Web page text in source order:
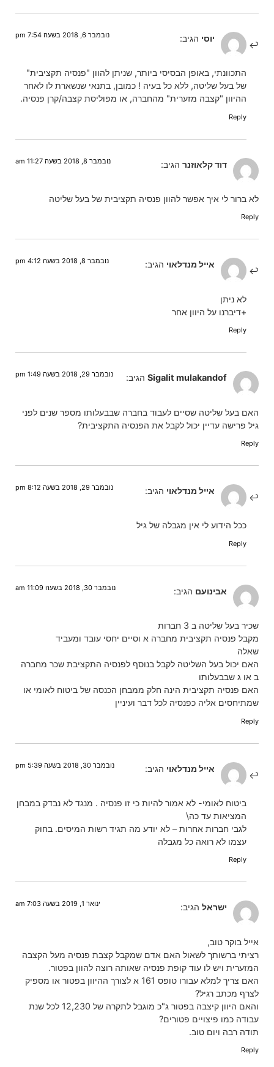
יוסי הגיב: נובמבר 6, 2018 בשעה 7:54 pm
התכוונתי, באופן הבסיסי ביותר, שניתן להוון "פנסיה תקציבית"
של בעל שליטה, ללא כל בעיה ! כמובן, בתנאי שנשארת לו לאחר
ההיוון "קצבה מזערית" מהחברה, או מפוליסת קצבה/קרן פנסיה.
Reply
הגיב: נובמבר 8, 2018 בשעה 11:27 am
לא ברור לי איך אפשר להוון פנסיה תקציבית של בעל שליטה
Reply
אייל מנדלאוי הגיב: נובמבר 8, 2018 בשעה 4:12 pm
לא ניתן
+דיברנו על היוון אחר
Reply
Sigalit mulakandof הגיב: נובמבר 29, 2018 בשעה 1:49 pm
האם בעל שליטה שסיים לעבוד בחברה שבבעלותו מספר שנים לפני
גיל פרישה עדיין יכול לקבל את הפנסיה התקציבית?
Reply
אייל מנדלאוי הגיב: נובמבר 29, 2018 בשעה 8:12 pm
ככל הידוע לי אין מגבלה של גיל
Reply
אבינועם הגיב: נובמבר 30, 2018 בשעה 11:09 am
שכיר בעל שליטה ב 3 חברות
מקבל פנסיה תקציבית מחברה א וסיים יחסי עובד ומעביד
שאלה
האם יכול בעל השליטה לקבל בנוסף לפנסיה התקציבת שכר מחברה
ב או ג שבבעלותו
האם פנסיה תקציבית הינה חלק ממבחן הכנסה של ביטוח לאומי או
שמתיחסים אליה כפנסיה לכל דבר ועיניין
Reply
אייל מנדלאוי הגיב: נובמבר 30, 2018 בשעה 5:39 pm
ביטוח לאומי- לא אמור להיות כי זו פנסיה . מנגד לא נבדק במבחן
המציאות עד כה\
לגבי חברות אחרות – לא יודע מה תגיד רשות המיסים. בחוק
עצמו לא רואה כל מגבלה
Reply
ישראל הגיב: ינואר 1, 2019 בשעה 7:03 am
אייל בוקר טוב,
רציתי ברשותך לשאול האם אדם שמקבל קצבת פנסיה מעל הקצבה
המזערית ויש לו עוד קופת פנסיה שאותה רוצה להוון בפטור.
האם צריך למלא עבורו טופס 161 א לצורך ההיוון בפטור או מספיק
לצרף מכתב רגיל?
והאם היוון קיצבה בפטור ג"כ מוגבל לתקרה של 12,230 לכל שנת
עבודה כמו פיצויים פטורים?
תודה רבה ויום טוב.
Reply